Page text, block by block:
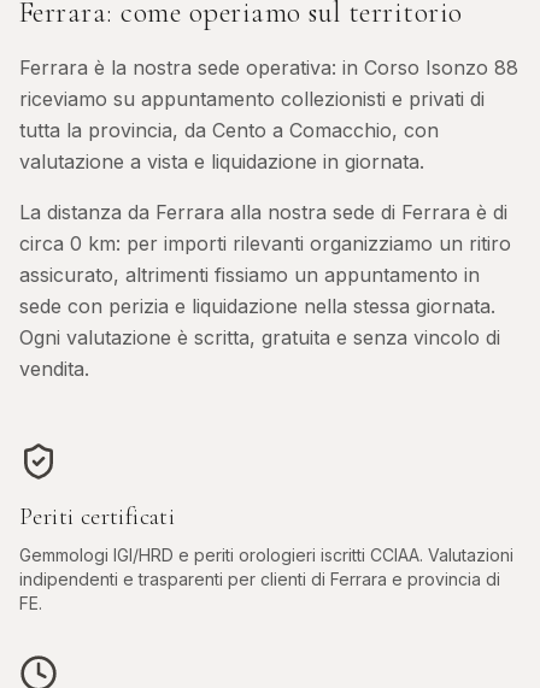
Ferrara: come operiamo sul territorio
Ferrara è la nostra sede operativa: in Corso Isonzo 88
riceviamo su appuntamento collezionisti e privati di
tutta la provincia, da Cento a Comacchio, con
valutazione a vista e liquidazione in giornata.
La distanza da Ferrara alla nostra sede di Ferrara è di
circa 0 km: per importi rilevanti organizziamo un ritiro
assicurato, altrimenti fissiamo un appuntamento in
sede con perizia e liquidazione nella stessa giornata.
Ogni valutazione è scritta, gratuita e senza vincolo di
vendita.
Periti certificati
Gemmologi IGI/HRD e periti orologieri iscritti CCIAA. Valutazioni
indipendenti e trasparenti per clienti di Ferrara e provincia di
FE.